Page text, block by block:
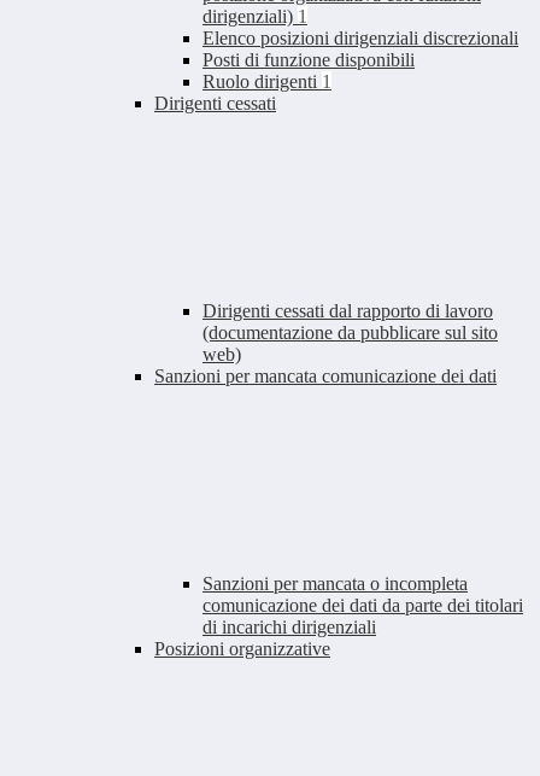
dirigenziali) 1
Elenco posizioni dirigenziali discrezionali
Posti di funzione disponibili
Ruolo dirigenti 1
Dirigenti cessati
Dirigenti cessati dal rapporto di lavoro
(documentazione da pubblicare sul sito
web)
Sanzioni per mancata comunicazione dei dati
Sanzioni per mancata o incompleta
comunicazione dei dati da parte dei titolari
di incarichi dirigenziali
Posizioni organizzative